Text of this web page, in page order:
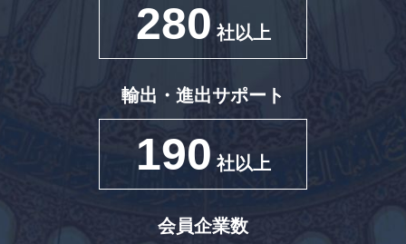
280 社以上
輸出・進出サポート
190 社以上
会員企業数